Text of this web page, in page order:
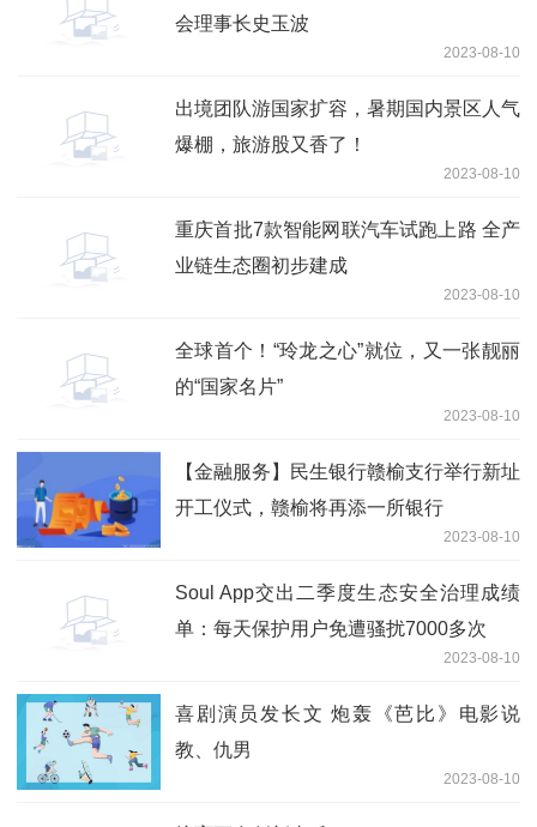
会理事长史玉波
2023-08-10
出境团队游国家扩容，暑期国内景区人气
爆棚，旅游股又香了！
2023-08-10
重庆首批7款智能网联汽车试跑上路 全产
业链生态圈初步建成
2023-08-10
全球首个！“玲龙之心”就位，又一张靓丽
的“国家名片”
2023-08-10
【金融服务】民生银行赣榆支行举行新址
开工仪式，赣榆将再添一所银行
2023-08-10
Soul App交出二季度生态安全治理成绩
单：每天保护用户免遭骚扰7000多次
2023-08-10
喜剧演员发长文 炮轰《芭比》电影说
教、仇男
2023-08-10